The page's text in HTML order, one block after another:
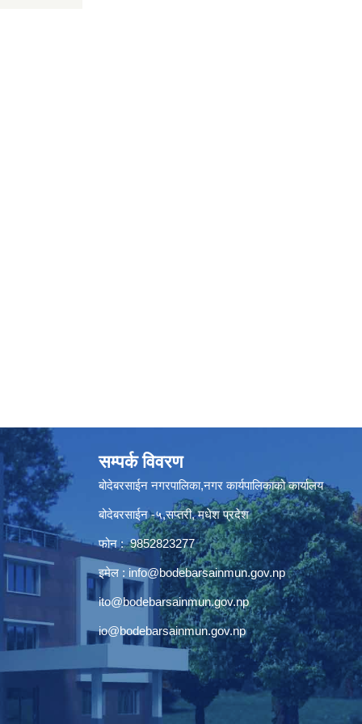
सम्पर्क विवरण
बोदेबरसाईन नगरपालिका,नगर कार्यपालिकाको कार्यालय
बोदेबरसाईन -५,सप्तरी, मधेश प्रदेश
फोन : 9852823277
इमेल : info@bodebarsainmun.gov.np
ito@bodebarsainmun.gov.np
io@bodebarsainmun.gov.np